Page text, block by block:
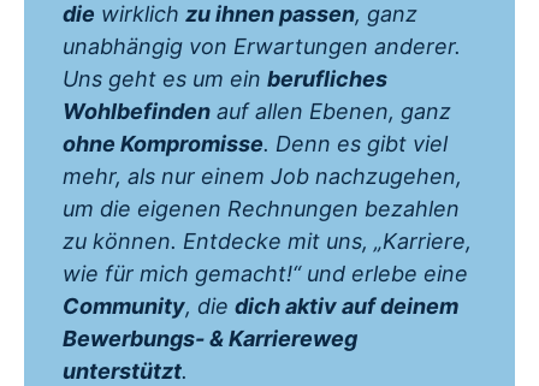
die wirklich zu ihnen passen, ganz
unabhängig von Erwartungen anderer.
Uns geht es um ein berufliches
Wohlbefinden auf allen Ebenen, ganz
ohne Kompromisse. Denn es gibt viel
mehr, als nur einem Job nachzugehen,
um die eigenen Rechnungen bezahlen
zu können. Entdecke mit uns, „Karriere,
wie für mich gemacht!“ und erlebe eine
Community, die dich aktiv auf deinem
Bewerbungs- & Karriereweg
unterstützt.